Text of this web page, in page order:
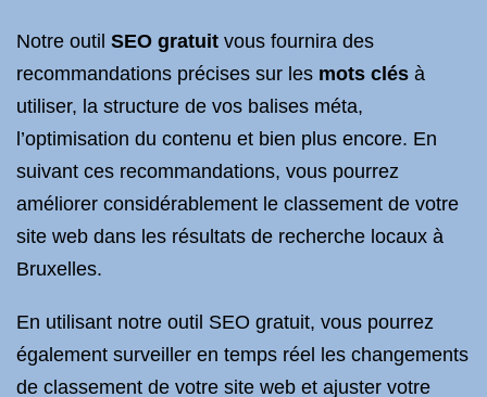
Notre outil SEO gratuit vous fournira des
recommandations précises sur les mots clés à
utiliser, la structure de vos balises méta,
l’optimisation du contenu et bien plus encore. En
suivant ces recommandations, vous pourrez
améliorer considérablement le classement de votre
site web dans les résultats de recherche locaux à
Bruxelles.
En utilisant notre outil SEO gratuit, vous pourrez
également surveiller en temps réel les changements
de classement de votre site web et ajuster votre